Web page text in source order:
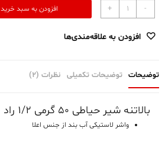
-
بالاتنه
شیر
50
راد
+ افزودن به سبد خرید
افزودن به علاقه‌مندی‌ها
توضیحات توضیحات تکمیلی نظرات (2)
بالاتنه شیر حیاطی ۵۰ گرمی ۱/۲ راد
واشر لاستیکی آب بند از جنس اعلا